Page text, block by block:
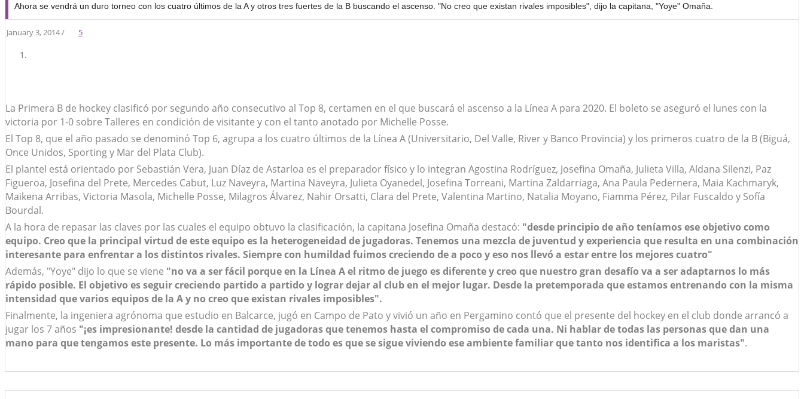
Ahora se vendrá un duro torneo con los cuatro últimos de la A y otros tres fuertes de la B buscando el ascenso. "No creo que existan rivales imposibles", dijo la capitana, "Yoye" Omaña.
January 3, 2014 / 5
La Primera B de hockey clasificó por segundo año consecutivo al Top 8, certamen en el que buscará el ascenso a la Línea A para 2020. El boleto se aseguró el lunes con la
victoria por 1-0 sobre Talleres en condición de visitante y con el tanto anotado por Michelle Posse.
El Top 8, que el año pasado se denominó Top 6, agrupa a los cuatro últimos de la Línea A (Universitario, Del Valle, River y Banco Provincia) y los primeros cuatro de la B (Biguá,
Once Unidos, Sporting y Mar del Plata Club).
El plantel está orientado por Sebastián Vera, Juan Díaz de Astarloa es el preparador físico y lo integran Agostina Rodríguez, Josefina Omaña, Julieta Villa, Aldana Silenzi, Paz
Figueroa, Josefina del Prete, Mercedes Cabut, Luz Naveyra, Martina Naveyra, Julieta Oyanedel, Josefina Torreani, Martina Zaldarriaga, Ana Paula Pedernera, Maia Kachmaryk,
Maikena Arribas, Victoria Masola, Michelle Posse, Milagros Álvarez, Nahir Orsatti, Clara del Prete, Valentina Martino, Natalia Moyano, Fiamma Pérez, Pilar Fuscaldo y Sofía
Bourdal.
A la hora de repasar las claves por las cuales el equipo obtuvo la clasificación, la capitana Josefina Omaña destacó: "desde principio de año teníamos ese objetivo como
equipo. Creo que la principal virtud de este equipo es la heterogeneidad de jugadoras. Tenemos una mezcla de juventud y experiencia que resulta en una combinación
interesante para enfrentar a los distintos rivales. Siempre con humildad fuimos creciendo de a poco y eso nos llevó a estar entre los mejores cuatro"
Además, "Yoye" dijo lo que se viene "no va a ser fácil porque en la Línea A el ritmo de juego es diferente y creo que nuestro gran desafío va a ser adaptarnos lo más
rápido posible. El objetivo es seguir creciendo partido a partido y lograr dejar al club en el mejor lugar. Desde la pretemporada que estamos entrenando con la misma
intensidad que varios equipos de la A y no creo que existan rivales imposibles".
Finalmente, la ingeniera agrónoma que estudio en Balcarce, jugó en Campo de Pato y vivió un año en Pergamino contó que el presente del hockey en el club donde arrancó a
jugar los 7 años "¡es impresionante! desde la cantidad de jugadoras que tenemos hasta el compromiso de cada una. Ni hablar de todas las personas que dan una
mano para que tengamos este presente. Lo más importante de todo es que se sigue viviendo ese ambiente familiar que tanto nos identifica a los maristas".